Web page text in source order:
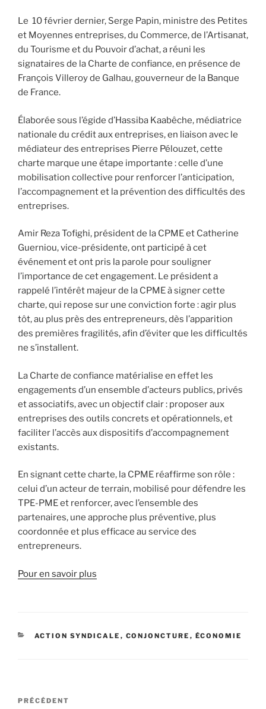
Le 10 février dernier, Serge Papin, ministre des Petites
et Moyennes entreprises, du Commerce, de l’Artisanat,
du Tourisme et du Pouvoir d’achat, a réuni les
signataires de la Charte de confiance, en présence de
François Villeroy de Galhau, gouverneur de la Banque
de France.
Élaborée sous l’égide d’Hassiba Kaabêche, médiatrice
nationale du crédit aux entreprises, en liaison avec le
médiateur des entreprises Pierre Pélouzet, cette
charte marque une étape importante : celle d’une
mobilisation collective pour renforcer l’anticipation,
l’accompagnement et la prévention des difficultés des
entreprises.
Amir Reza Tofighi, président de la CPME et Catherine
Guerniou, vice-présidente, ont participé à cet
événement et ont pris la parole pour souligner
l’importance de cet engagement. Le président a
rappelé l’intérêt majeur de la CPME à signer cette
charte, qui repose sur une conviction forte : agir plus
tôt, au plus près des entrepreneurs, dès l’apparition
des premières fragilités, afin d’éviter que les difficultés
ne s’installent.
La Charte de confiance matérialise en effet les
engagements d’un ensemble d’acteurs publics, privés
et associatifs, avec un objectif clair : proposer aux
entreprises des outils concrets et opérationnels, et
faciliter l’accès aux dispositifs d’accompagnement
existants.
En signant cette charte, la CPME réaffirme son rôle :
celui d’un acteur de terrain, mobilisé pour défendre les
TPE-PME et renforcer, avec l’ensemble des
partenaires, une approche plus préventive, plus
coordonnée et plus efficace au service des
entrepreneurs.
Pour en savoir plus
CATÉGORIES
ACTION SYNDICALE , CONJONCTURE , ÉCONOMIE
Navigation
Article
PRÉCÉDENT